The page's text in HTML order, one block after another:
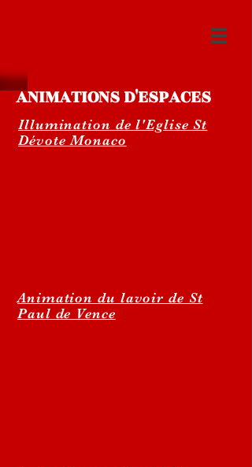
ANIMATIONS D'ESPACES
Illumination de l'Eglise St
Dévote Monaco
Animation du lavoir de St
Paul de Vence